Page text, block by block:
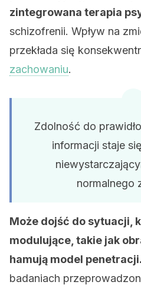
zintegrowana terapia
schizofrenii. Wpływ na
przekłada się
zachowaniu.
Zdolność do
informacji staje
normalnego
Może dojść do sytuacji,
modulujące, takie jak
hamują model penetracji.
badaniach